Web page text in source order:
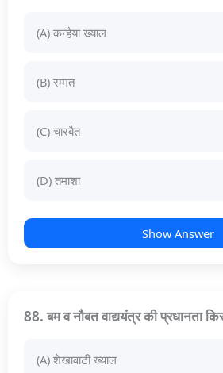
(A) कन्हैया ख्याल
(B) रम्मत
(C) चारबैत
(D) तमाशा
Show Answer
88. बम व नौबत वाद्ययंत्र की प्रधानता
(A) शेखावाटी ख्याल